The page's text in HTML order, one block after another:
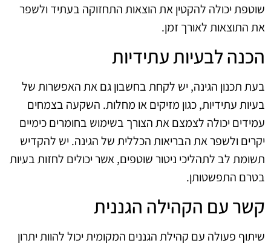
שוטפת יכולה להקטין את הוצאות התחזוקה בעתיד ולשפר
את התוצאות לאורך זמן.
הכנה לבעיות עתידיות
בעת תכנון הגינה, יש לקחת בחשבון גם את האפשרות של
בעיות עתידיות, כגון מזיקים או מחלות. השקעה בצמחים
עמידים יכולה לצמצם את הצורך בשימוש בחומרים כימיים
יקרים ולשפר את הבריאות הכללית של הגינה. יש להקדיש
תשומת לב לתהליכי ניטור שוטפים, אשר יכולים לחזות בעיות
בטרם התפשטותן.
קשר עם הקהילה הגננית
שיתוף פעולה עם קהילת הגננים המקומית יכול להוות יתרון